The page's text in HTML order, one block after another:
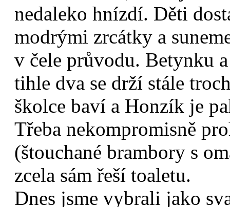
nedaleko hnízdí. Děti
modrými zrcátky a
v čele průvodu. Betynku
tihle dva se drží stále
školce baví a Honzík je
Třeba nekompromisně
(štouchané brambory s
zcela sám řeší toaletu.
Dnes jsme vybrali jako